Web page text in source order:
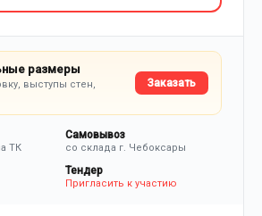
размеры
выступы стен,
Заказать
ТК
Самовывоз
со склада г. Чебоксары
Тендер
Пригласить к участию